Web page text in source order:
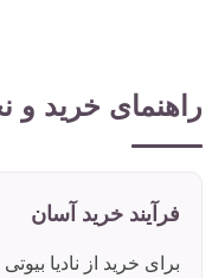
راهنمای خرید
فرآیند خرید آسان
برای خرید از نادیا